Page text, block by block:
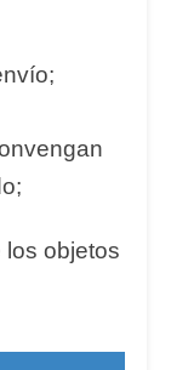
los objetos